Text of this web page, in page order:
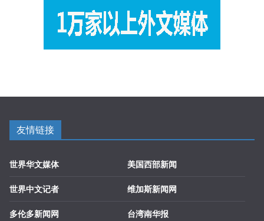
友情链接
世界华文媒体
世界中文记者
多伦多新闻网
美国西部新闻
维加斯新闻网
台湾南华报